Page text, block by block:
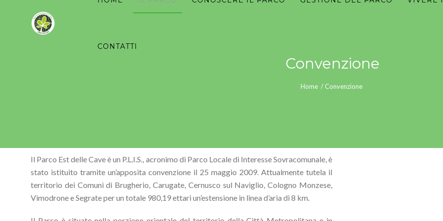
CONTATTI
Ricerca
per:
Convenzione
Home / Convenzione
Il Parco Est delle Cave è un P.L.I.S., acronimo di Parco Locale di Interesse Sovracomunale, è
stato istituito tramite un’apposita convenzione il 25 maggio 2009. Attualmente tutela il
territorio dei Comuni di Brugherio, Carugate, Cernusco sul Naviglio, Cologno Monzese,
Vimodrone e Segrate per un totale 980,19 ettari un’estensione in linea d’aria di 8 km.